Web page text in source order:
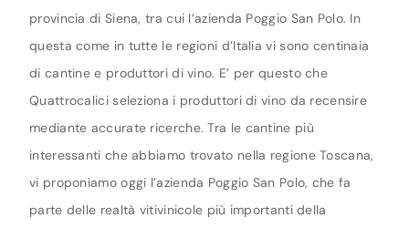
provincia di Siena, tra cui l’azienda Poggio San Polo. In
questa come in tutte le regioni d’Italia vi sono centinaia
di cantine e produttori di vino. E’ per questo che
Quattrocalici seleziona i produttori di vino da recensire
mediante accurate ricerche. Tra le cantine più
interessanti che abbiamo trovato nella regione Toscana,
vi proponiamo oggi l’azienda Poggio San Polo, che fa
parte delle realtà vitivinicole più importanti della